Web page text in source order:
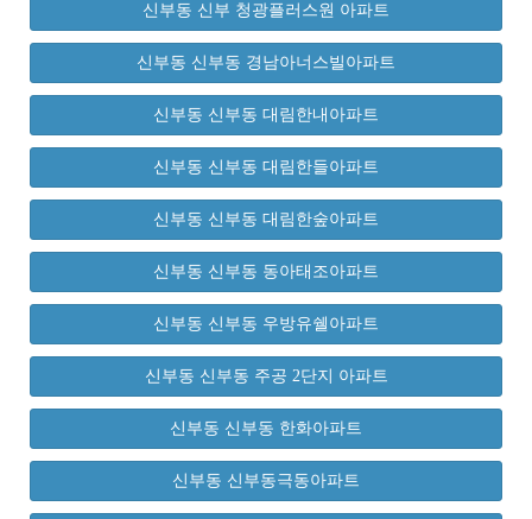
신부동 신부 청광플러스원 아파트
신부동 신부동 경남아너스빌아파트
신부동 신부동 대림한내아파트
신부동 신부동 대림한들아파트
신부동 신부동 대림한숲아파트
신부동 신부동 동아태조아파트
신부동 신부동 우방유쉘아파트
신부동 신부동 주공 2단지 아파트
신부동 신부동 한화아파트
신부동 신부동극동아파트